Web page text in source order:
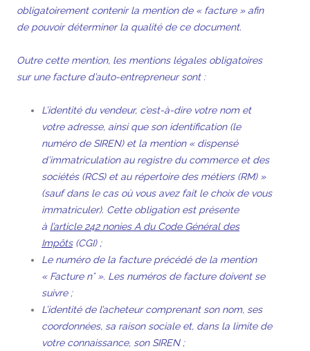
obligatoirement contenir la mention de « facture » afin
de pouvoir déterminer la qualité de ce document.
Outre cette mention, les mentions légales obligatoires
sur une facture d’auto-entrepreneur sont :
L’identité du vendeur, c’est-à-dire votre nom et
votre adresse, ainsi que son identification (le
numéro de SIREN) et la mention « dispensé
d’immatriculation au registre du commerce et des
sociétés (RCS) et au répertoire des métiers (RM) »
(sauf dans le cas où vous avez fait le choix de vous
immatriculer). Cette obligation est présente
à l’article 242 nonies A du Code Général des
Impôts(CGI) ;
Le numéro de la facture précédé de la mention
« Facture n° ». Les numéros de facture doivent se
suivre ;
L’identité de l’acheteur comprenant son nom, ses
coordonnées, sa raison sociale et, dans la limite de
votre connaissance, son SIREN ;